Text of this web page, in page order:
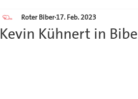
Kevin Kühnert in
Roter Biber 17. Feb. 2023